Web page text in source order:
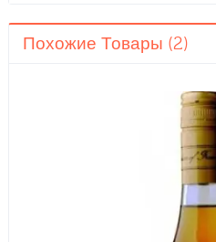
Похожие Товары (2)